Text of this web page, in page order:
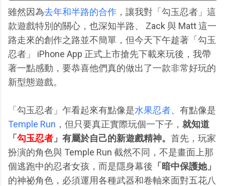
雖然因為去年和半路的合作 ，讓我對「勾玉忍者」這
款遊戲特別的關心，也深知半路、 Zack 與 Matt 這一
路走來的創作之路並不簡單，但今天下午趁著「勾玉
忍者」 iPhone App 正式上市搶先下載來玩後，我帶
著一點感動，要恭喜他們真的做出了一款非常好玩的
新型態遊戲。
「勾玉忍者」乍看起來有點像是水果忍者、有點像是
Temple Run ，但只要真正實際玩個一下子， 就知道
「勾玉忍者 」有屬於自己的新遊戲精神。 首先，玩家
扮演的角色與 Temple Run 截然不同，不是畫面上那
個逃跑中的忍者女孩，而是隱身幕後 「暗中保護她」
的神祕角色，必須運用各種武器和卷軸來面對五花八